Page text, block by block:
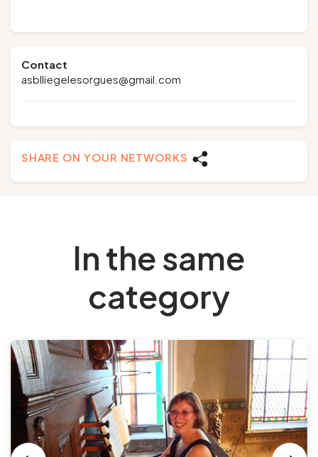
Contact
asblliegelesorgues@gmail.com
SHARE ON YOUR NETWORKS
In the same
category